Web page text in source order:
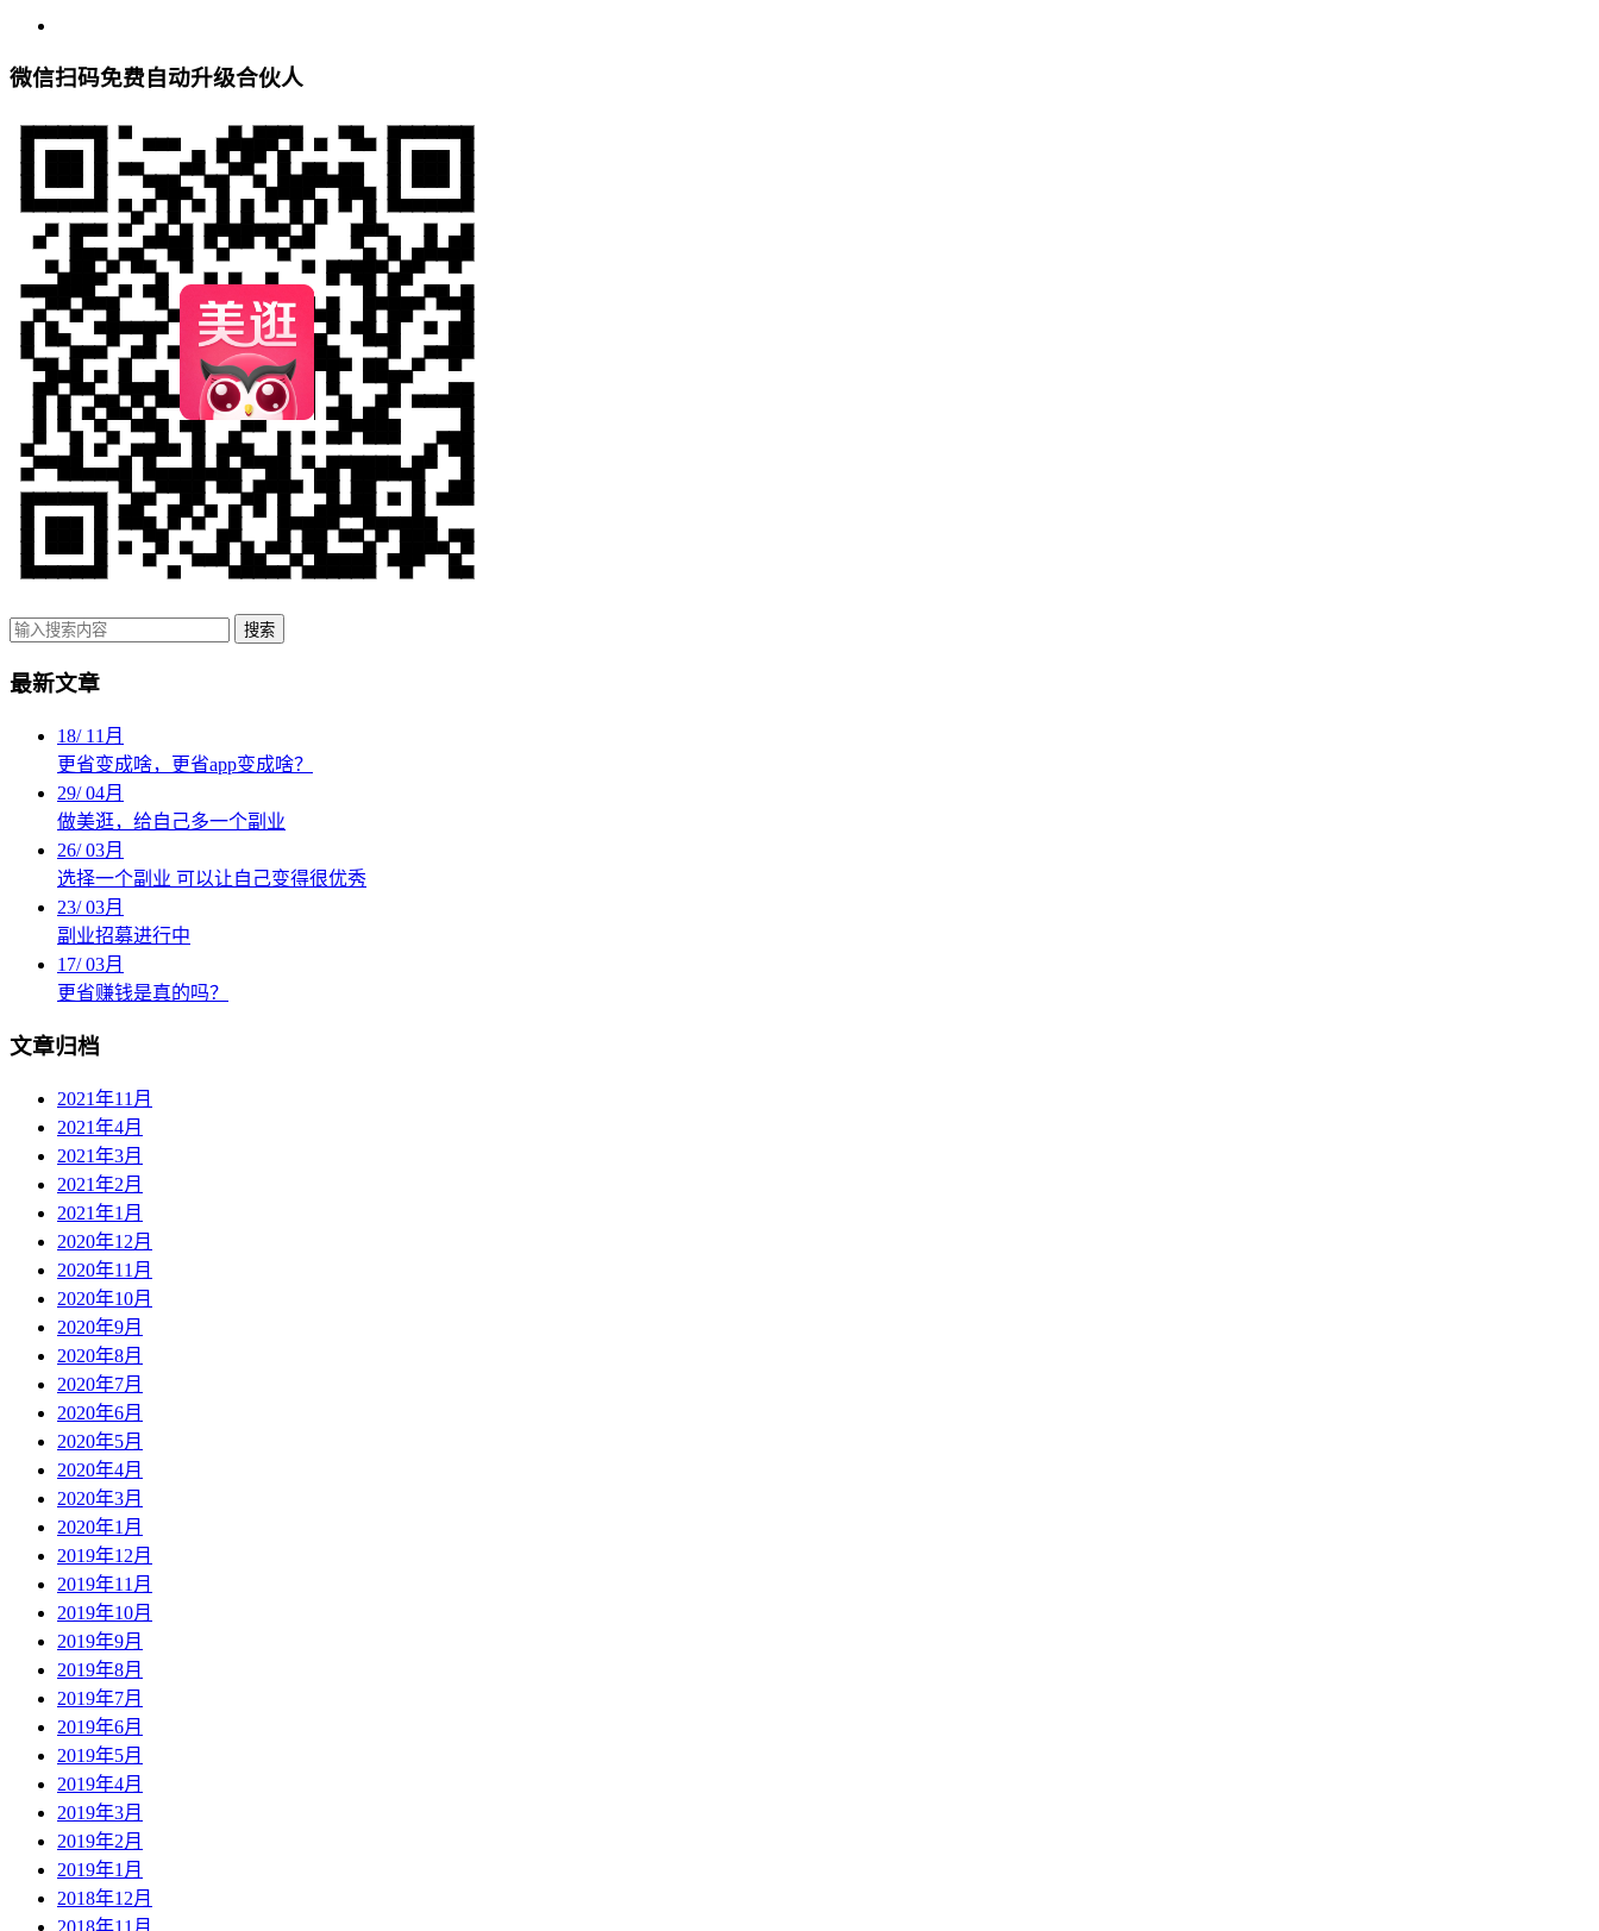
微信扫码免费自动升级合伙人
搜索
最新文章
18/ 11月
更省变成啥，更省app变成啥？
29/04月
做美逛，给自己多一个副业
26/03月
选择一个副业 可以让自己变得很优秀
23/03月
副业招募进行中
17/03月
更省赚钱是真的吗？
文章归档
2021年11月
2021年4月
2021年3月
2021年2月
2021年1月
2020年12月
2020年11月
2020年10月
2020年9月
2020年8月
2020年7月
2020年6月
2020年5月
2020年4月
2020年3月
2020年1月
2019年12月
2019年11月
2019年10月
2019年9月
2019年8月
2019年7月
2019年6月
2019年5月
2019年4月
2019年3月
2019年2月
2019年1月
2018年12月
2018年11月